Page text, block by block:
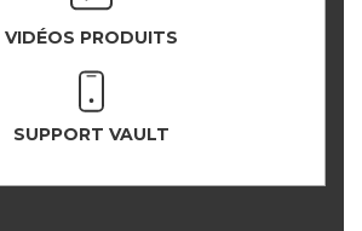
VIDÉOS PRODUITS
SUPPORT VAULT